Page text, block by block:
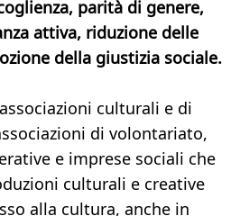
parità di genere,
attiva, riduzione delle
della giustizia sociale.
culturali e di
di volontariato,
e imprese sociali che
culturali e creative
alla cultura, anche in